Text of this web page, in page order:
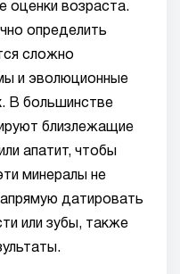
оценки возраста.
определить
сложно
и эволюционные
В большинстве
близлежащие
апатит, чтобы
минералы не
датировать
или зубы, также